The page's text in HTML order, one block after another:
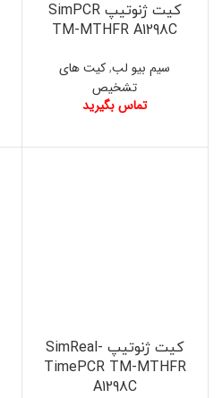
کیت ژنوتیپ SimPCR
TM-MTHFR A1298C
سیم بیو لب,کیت های
تشخیص
تماس بگیرید
کیت ژنوتیپ SimReal-
TimePCR TM-MTHFR
A1298C